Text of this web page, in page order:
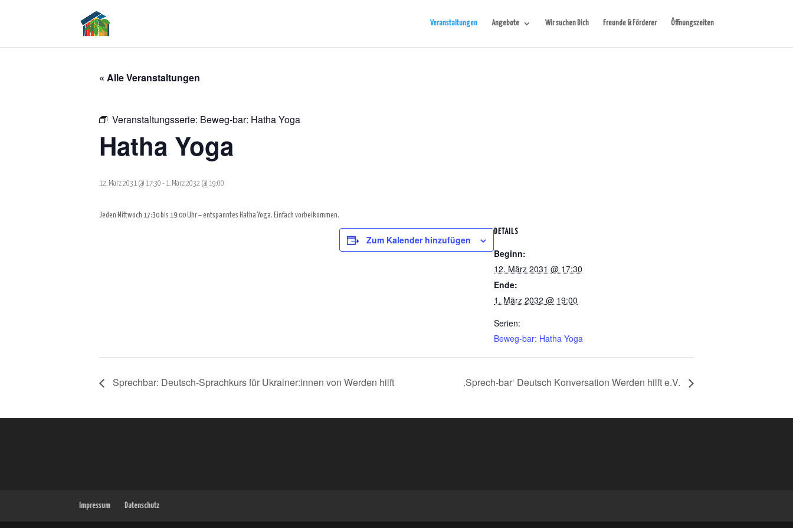
Veranstaltungen Angebote Wir suchen Dich Freunde & Förderer Öffnungszeiten
« Alle Veranstaltungen
Veranstaltungsserie: Beweg-bar: Hatha Yoga
Hatha Yoga
12. März 2031 @ 17:30 - 1. März 2032 @ 19:00
Jeden Mittwoch 17:30 bis 19:00 Uhr – entspanntes Hatha Yoga. Einfach vorbeikommen.
Zum Kalender hinzufügen
DETAILS
Beginn:
12. März 2031 @ 17:30
Ende:
1. März 2032 @ 19:00
Serien:
Beweg-bar: Hatha Yoga
Sprechbar: Deutsch-Sprachkurs für Ukrainer:innen von Werden hilft ‚Sprech-bar‘ Deutsch Konversation Werden hilft e.V.
Impressum Datenschutz